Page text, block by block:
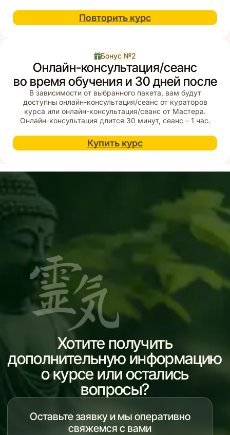
Повторить курс
Бонус №2
Онлайн-консультация/сеанс
во время обучения и 30 дней после
В зависимости от выбранного пакета, вам будут
доступны онлайн-консультация/сеанс от кураторов
курса или онлайн-консультация/сеанс от Мастера.
Онлайн-консультация длится 30 минут, сеанс – 1 час.
Купить курс
Хотите получить
дополнительную информацию
о курсе или остались
вопросы?
Оставьте заявку и мы оперативно
свяжемся с вами